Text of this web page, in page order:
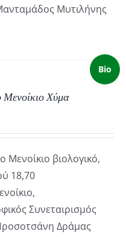
Μυτιλήνης
Bio
Μενοίκιο Χύμα
Μενοίκιο βιολογικό,
18,70
Συνεταιρισμός
Δράμας